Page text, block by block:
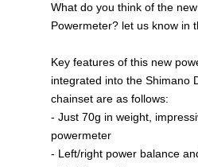
What do you think of the
Powermeter? let us know in
Key features of this new
integrated into the Shimano
chainset are as follows:
- Just 70g in weight,
powermeter
- Left/right power balance